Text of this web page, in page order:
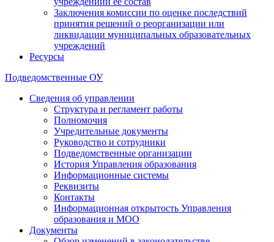
Заключения комиссии по оценке последствий
принятия решений о реорганизации или
ликвидации муниципальных образовательных
учреждений
Ресурсы
Подведомственные ОУ
Сведения об управлении
Структура и регламент работы
Полномочия
Учредительные документы
Руководство и сотрудники
Подведомственные организации
История Управления образования
Информационные системы
Реквизиты
Контакты
Информационная открытость Управления
образования и МОО
Документы